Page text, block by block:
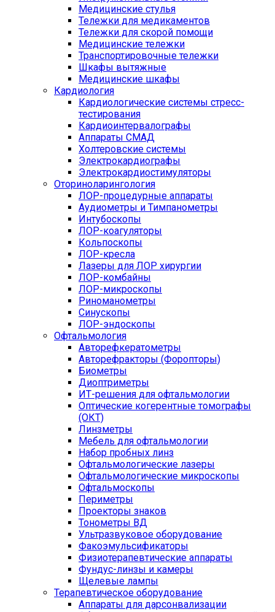
Медицинские стулья
Тележки для медикаментов
Тележки для скорой помощи
Медицинские тележки
Транспортировочные тележки
Шкафы вытяжные
Медицинские шкафы
Кардиология
Кардиологические системы стресс-
тестирования
Кардиоинтервалографы
Аппараты СМАД
Холтеровские системы
Электрокардиографы
Электрокардиостимуляторы
Оториноларингология
ЛОР-процедурные аппараты
Аудиометры и Тимпанометры
Интубоскопы
ЛОР-коагуляторы
Кольпоскопы
ЛОР-кресла
Лазеры для ЛОР хирургии
ЛОР-комбайны
ЛОР-микроскопы
Риноманометры
Синускопы
ЛОР-эндоскопы
Офтальмология
Авторефкератометры
Авторефракторы (Форопторы)
Биометры
Диоптриметры
ИТ-решения для офтальмологии
Оптические когерентные томографы
(ОКТ)
Линзметры
Мебель для офтальмологии
Набор пробных линз
Офтальмологические лазеры
Офтальмологические микроскопы
Офтальмоскопы
Периметры
Проекторы знаков
Тонометры ВД
Ультразвуковое оборудование
Факоэмульсификаторы
Физиотерапевтические аппараты
Фундус-линзы и камеры
Щелевые лампы
Терапевтическое оборудование
Аппараты для дарсонвализации